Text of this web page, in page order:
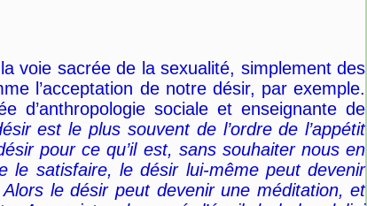
voie sacrée de la sexualité, simplement des
l’acceptation de notre désir, par exemple.
d’anthropologie sociale et enseignante de
est le plus souvent de l’ordre de l’appétit
pour ce qu’il est, sans souhaiter nous en
le satisfaire, le désir lui-même peut devenir
le désir peut devenir une méditation, et